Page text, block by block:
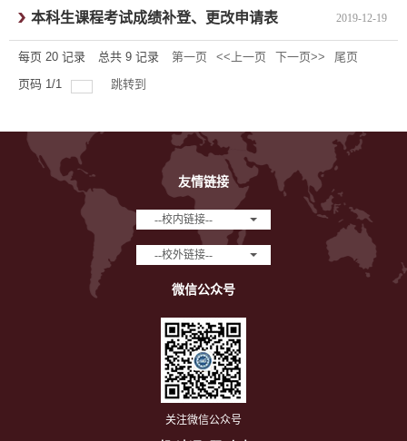
本科生课程考试成绩补登、更改申请表 2019-12-19
每页 20 记录 总共 9 记录 第一页 <<上一页 下一页>>
尾页
页码 1/1 跳转到
友情链接
--校内链接--
--校外链接--
微信公众号
关注微信公众号